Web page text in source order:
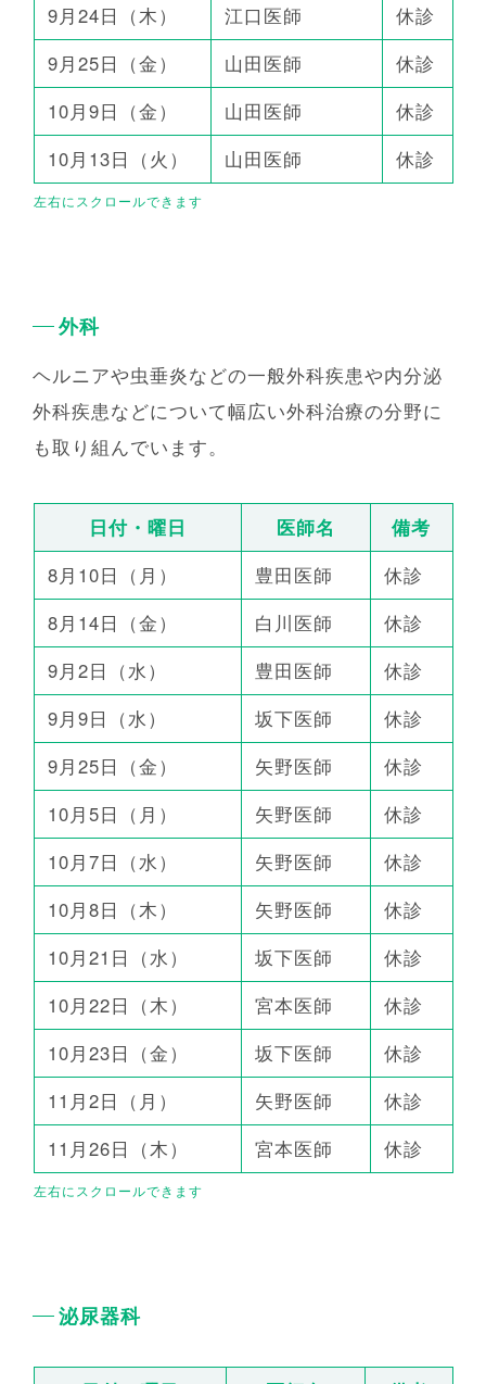
9月24日（木）
江口医師
休診
9月25日（金）
山田医師
休診
10月9日（金）
山田医師
休診
10月13日（火）
山田医師 休診
外科
ヘルニアや虫垂炎などの一般外科疾患や内分泌
外科疾患などについて幅広い外科治療の分野に
も取り組んでいます。
日付・曜日 医師名
備考
8月10日（月）
豊田医師
休診
8月14日（金）
白川医師
休診
9月2日（水）
豊田医師
休診
9月9日（水）
坂下医師
休診
9月25日（金）
矢野医師
休診
10月5日（月）
矢野医師
休診
10月7日（水）
矢野医師
休診
10月8日（木）
矢野医師
休診
10月21日（水）
坂下医師
休診
10月22日（木）
宮本医師
休診
10月23日（金）
坂下医師
休診
11月2日（月）
矢野医師
休診
11月26日（木）
宮本医師 休診
泌尿器科